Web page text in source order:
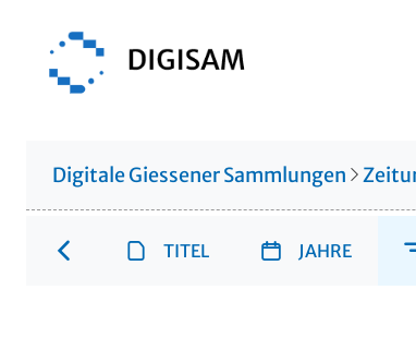
Digitale Giessener Sammlungen
TITEL JAHRE